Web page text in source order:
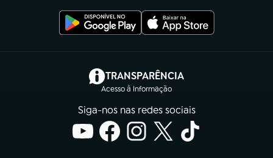
TRANSPARÊNCIA
Acesso à Informação
(abre em nova aba)
Siga-nos nas redes sociais